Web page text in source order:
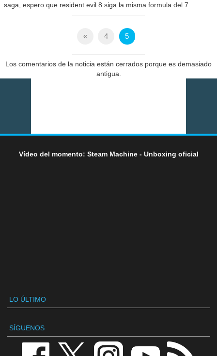
saga, espero que resident evil 8 siga la misma formula del 7
« 4 5
Los comentarios de la noticia están cerrados porque es demasiado
antigua.
Vídeo del momento: Steam Machine - Unboxing oficial
LO ÚLTIMO
SÍGUENOS